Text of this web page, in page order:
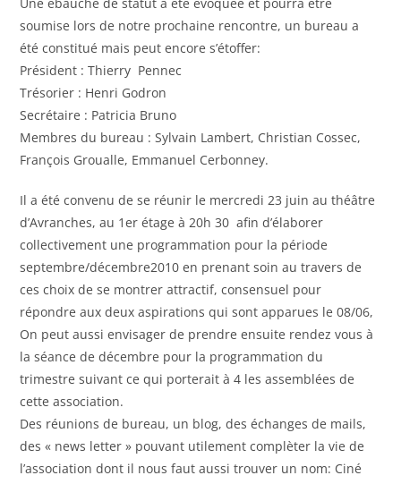
soumise lors de notre prochaine rencontre, un bureau a
été constitué mais peut encore s’étoffer:
Président : Thierry Pennec
Trésorier : Henri Godron
Secrétaire : Patricia Bruno
Membres du bureau : Sylvain Lambert, Christian Cossec,
François Groualle, Emmanuel Cerbonney.
Il a été convenu de se réunir le mercredi 23 juin au théâtre
d’Avranches, au 1er étage à 20h 30 afin d’élaborer
collectivement une programmation pour la période
septembre/décembre2010 en prenant soin au travers de
ces choix de se montrer attractif, consensuel pour
répondre aux deux aspirations qui sont apparues le 08/06,
On peut aussi envisager de prendre ensuite rendez vous à
la séance de décembre pour la programmation du
trimestre suivant ce qui porterait à 4 les assemblées de
cette association.
Des réunions de bureau, un blog, des échanges de mails,
des « news letter » pouvant utilement complèter la vie de
l’association dont il nous faut aussi trouver un nom: Ciné